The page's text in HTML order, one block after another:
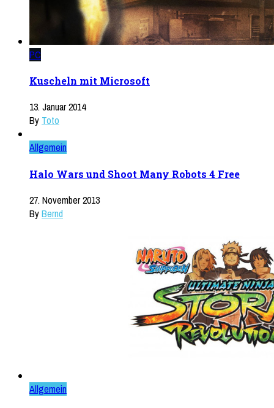
PC
Kuscheln mit Microsoft
13. Januar 2014
By Toto
Allgemein
Halo Wars und Shoot Many Robots 4 Free
27. November 2013
ByBernd
Allgemein